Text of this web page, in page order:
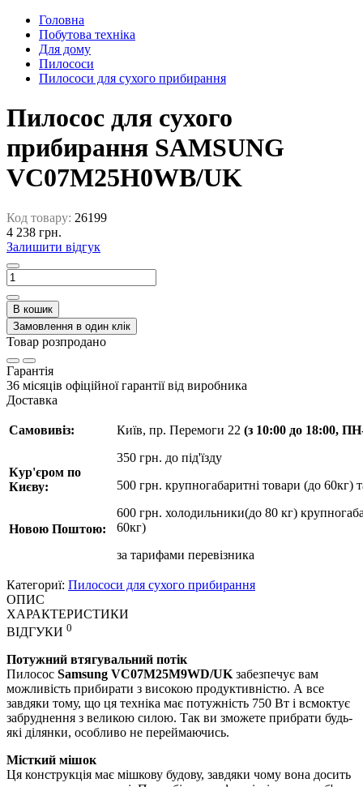
Головна
Побутова техніка
Для дому
Пилососи
Пилососи для сухого прибирання
Пилосос для сухого
прибирання SAMSUNG
VC07M25H0WB/UK
Код товару: 26199
4 238 грн.
Залишити відгук
В кошик
Замовлення в один клік
Товар розпродано
Гарантія
36 місяців офіційної гарантії від виробника
Доставка
Самовивіз:
Кур'єром по
Києву:
Новою Поштою:
Київ, пр. Перемоги 22 (з 10:00 до 18:00,
350 грн. до під'їзду
500 грн. крупногабаритні товари (до 60кг)
600 грн. холодильники(до 80 кг)
60кг)
за тарифами перевізника
Категориї: Пилососи для сухого прибирання
ОПИС
ХАРАКТЕРИСТИКИ
ВІДГУКИ 0
Потужний втягувальний потік
Пилосос Samsung VC07M25M9WD/UK забезпечує вам
можливість прибирати з високою продуктивністю. А все
завдяки тому, що ця техніка має потужність 750 Вт і всмоктує
забруднення з великою силою. Так ви зможете прибрати будь-
які ділянки, особливо не переймаючись.
Місткий мішок
Ця конструкція має мішкову будову, завдяки чому вона досить